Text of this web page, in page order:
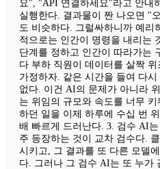
요", "API 연결하세요"라고 안내
실행한다. 결과물이 짠 나오면 "
도 비슷하다. 그럴싸하니까 예리
적으로는 인간이 명령을 내리는
단계를 정하고 인간이 따라가는
다 부하 직원이 데이터를 살짝
가정하자. 같은 시간을 들여 다
없다. 이건 AI의 문제가 아니라
는 위임의 규모와 속도를 너무
하던 일을 이제 하루에 수십 번
배 빠르게 드러난다. 3. 검수 AI
주 등장하는 것이 교차 검수다.
시키고, 그 결과를 또 다른 모델
다. 그러나 그 검수 AI는 또 누가